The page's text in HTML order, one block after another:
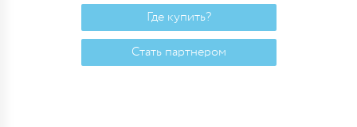
Где купить?
Стать партнером